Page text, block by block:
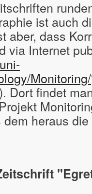
ist auch
aber, dass
via Internet
Monitoring/
Dort findet
heraus